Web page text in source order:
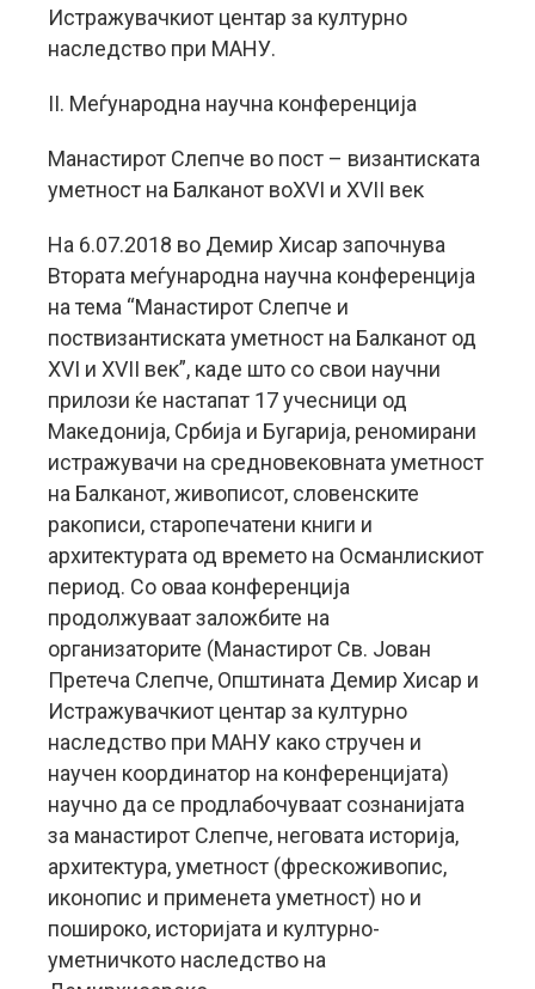
Истражувачкиот центар за културно
наследство при МАНУ.
II. Меѓународна научна конференција
Манастирот Слепче во пост – византиската
уметност на Балканот воXVI и XVII век
На 6.07.2018 во Демир Хисар започнува
Втората меѓународна научна конференцијa
на тема “Манастирот Слепче и
поствизантиската уметност на Балканот од
XVI и XVII век”, каде што со свои научни
прилози ќе настапат 17 учесници од
Македонија, Србија и Бугарија, реномирани
истражувачи на средновековната уметност
на Балканот, живописот, словенските
ракописи, старопечатени книги и
архитектурата од времето на Османлискиот
период. Со оваа конференција
продолжуваат заложбите на
организаторите (Манастирот Св. Јован
Претеча Слепче, Општината Демир Хисар и
Истражувачкиот центар за културно
наследство при МАНУ како стручен и
научен координатор на конференцијата)
научно да се продлабочуваат сознанијата
за манастирот Слепче, неговата историја,
архитектура, уметност (фрескоживопис,
иконопис и применета уметност) но и
пошироко, историјата и културно-
уметничкото наследство на